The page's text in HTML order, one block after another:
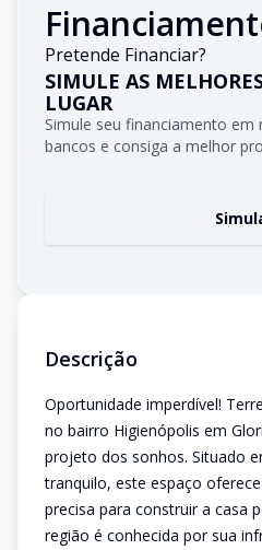
Pretende Financiar?
SIMULE AS
LUGAR
Simule seu financiamento
bancos e consiga a melhor
Descrição
Oportunidade imperdível!
no bairro Higienópolis em
projeto dos sonhos. Situado
tranquilo, este espaço
precisa para construir a casa
região é conhecida por sua